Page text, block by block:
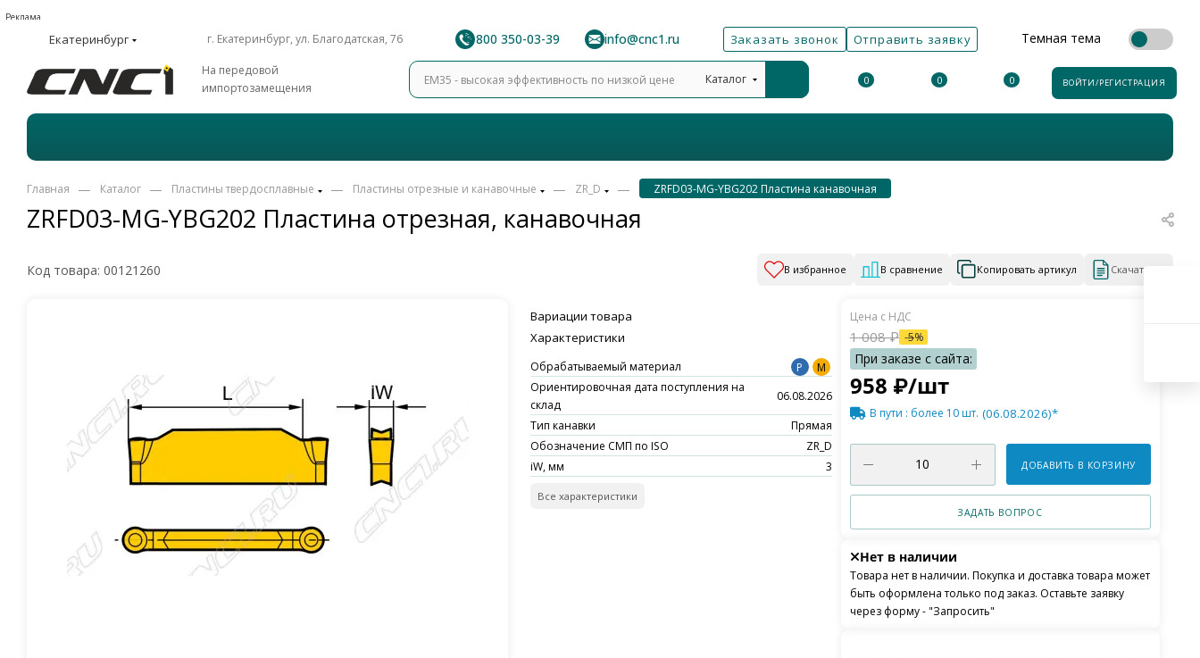
Реклама
Екатеринбург г. Екатеринбург, ул. Благодатская, 76 8 800 350-03-39 info@cnc1.ru Заказать звонок Отправить заявку Темная тема
На передовой
импортозамещения
Каталог 0 0 0 ВОЙТИ/РЕГИСТРАЦИЯ
ZRFD03-MG-YBG202 Пластина отрезная, канавочная
Главная — Каталог — Пластины твердосплавные — Пластины отрезные и канавочные — ZR_D — ZRFD03-MG-YBG202 Пластина канавочная
Код товара: 00121260 В избранное В сравнение Копировать артикул Скачать КП
Вариации товара
Характеристики
Обрабатываемый материал P
M
Ориентировочная дата поступления на
склад
06.08.2026
Тип канавки
Прямая
Обозначение СМП по ISO
ZR_D
iW, мм
3
Все характеристики
958 ₽/шт
1 008₽ -5%
В пути : более 10 шт. (06.08.2026)*
ДОБАВИТЬ В КОРЗИНУ
ЗАДАТЬ ВОПРОС
Нет в наличии
Товара нет в наличии. Покупка и доставка товара может
быть оформлена только под заказ. Оставьте заявку
через форму - "Запросить"